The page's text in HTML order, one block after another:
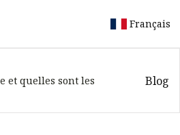
Français
et quelles sont les
Blog